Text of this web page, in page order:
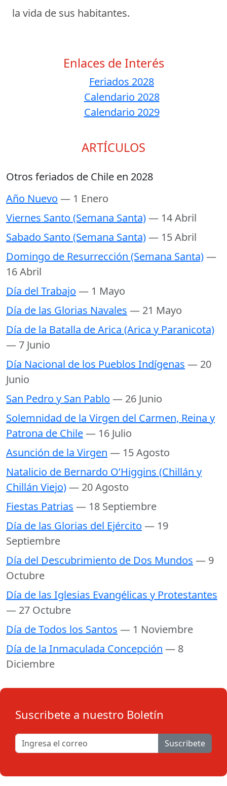
la vida de sus habitantes.
Enlaces de Interés
Feriados 2028
Calendario 2028
Calendario 2029
ARTÍCULOS
Otros feriados de Chile en 2028
Año Nuevo — 1 Enero
Viernes Santo (Semana Santa)— 14 Abril
Sabado Santo (Semana Santa)— 15 Abril
Domingo de Resurrección (Semana Santa)—
16 Abril
Día del Trabajo — 1 Mayo
Día de las Glorias Navales — 21 Mayo
Día de la Batalla de Arica (Arica y Paranicota)
— 7 Junio
Día Nacional de los Pueblos Indígenas — 20
Junio
San Pedro y San Pablo — 26 Junio
Solemnidad de la Virgen del Carmen, Reina y
Patrona de Chile— 16 Julio
Asunción de la Virgen — 15 Agosto
Natalicio de Bernardo O’Higgins (Chillán y
Chillán Viejo)— 20 Agosto
Fiestas Patrias — 18 Septiembre
Día de las Glorias del Ejército — 19
Septiembre
Día del Descubrimiento de Dos Mundos — 9
Octubre
Día de las Iglesias Evangélicas y Protestantes
— 27 Octubre
Día de Todos los Santos — 1 Noviembre
Día de la Inmaculada Concepción — 8
Diciembre
Suscribete a nuestro Boletín
Suscribete